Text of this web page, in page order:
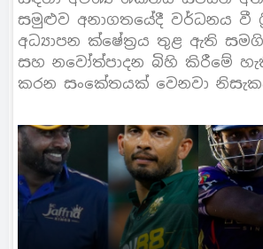
සමුළුව අනාගතයේදී වර්ධනය වී
අධ්‍යාපන ක්ෂේත්‍රය තුළ ඇති
සහ නවෝත්පාදන බිහි කිරීමේ
කරන සංකේතයක් වෙනවා